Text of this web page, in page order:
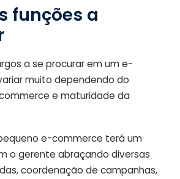
funções a
a se procurar em um e-
muito dependendo do
e maturidade da
e-commerce terá um
o gerente abraçando diversas
coordenação de campanhas,